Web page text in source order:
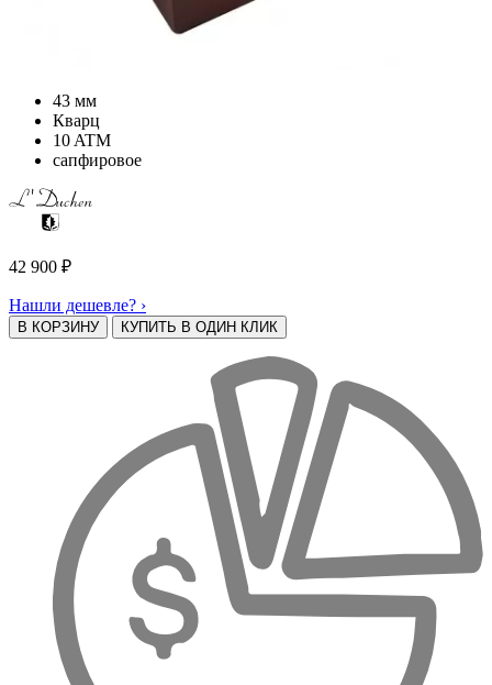
43 мм
Кварц
10 ATM
сапфировое
42 900 ₽
Нашли дешевле? ›
В КОРЗИНУ КУПИТЬ В ОДИН КЛИК